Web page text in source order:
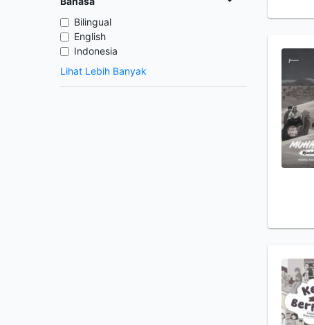
Bilingual
English
Indonesia
Lihat Lebih Banyak